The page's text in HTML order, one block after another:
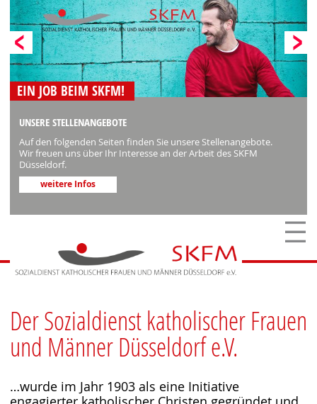
EIN JOB BEIM SKFM!
UNSERE STELLENANGEBOTE
Auf den folgenden Seiten finden Sie unsere Stellenangebote.
Wir freuen uns über Ihr Interesse an der Arbeit des SKFM
Düsseldorf.
weitere Infos
Der Sozialdienst katholischer Frauen
und Männer Düsseldorf e.V.
…wurde im Jahr 1903 als eine Initiative